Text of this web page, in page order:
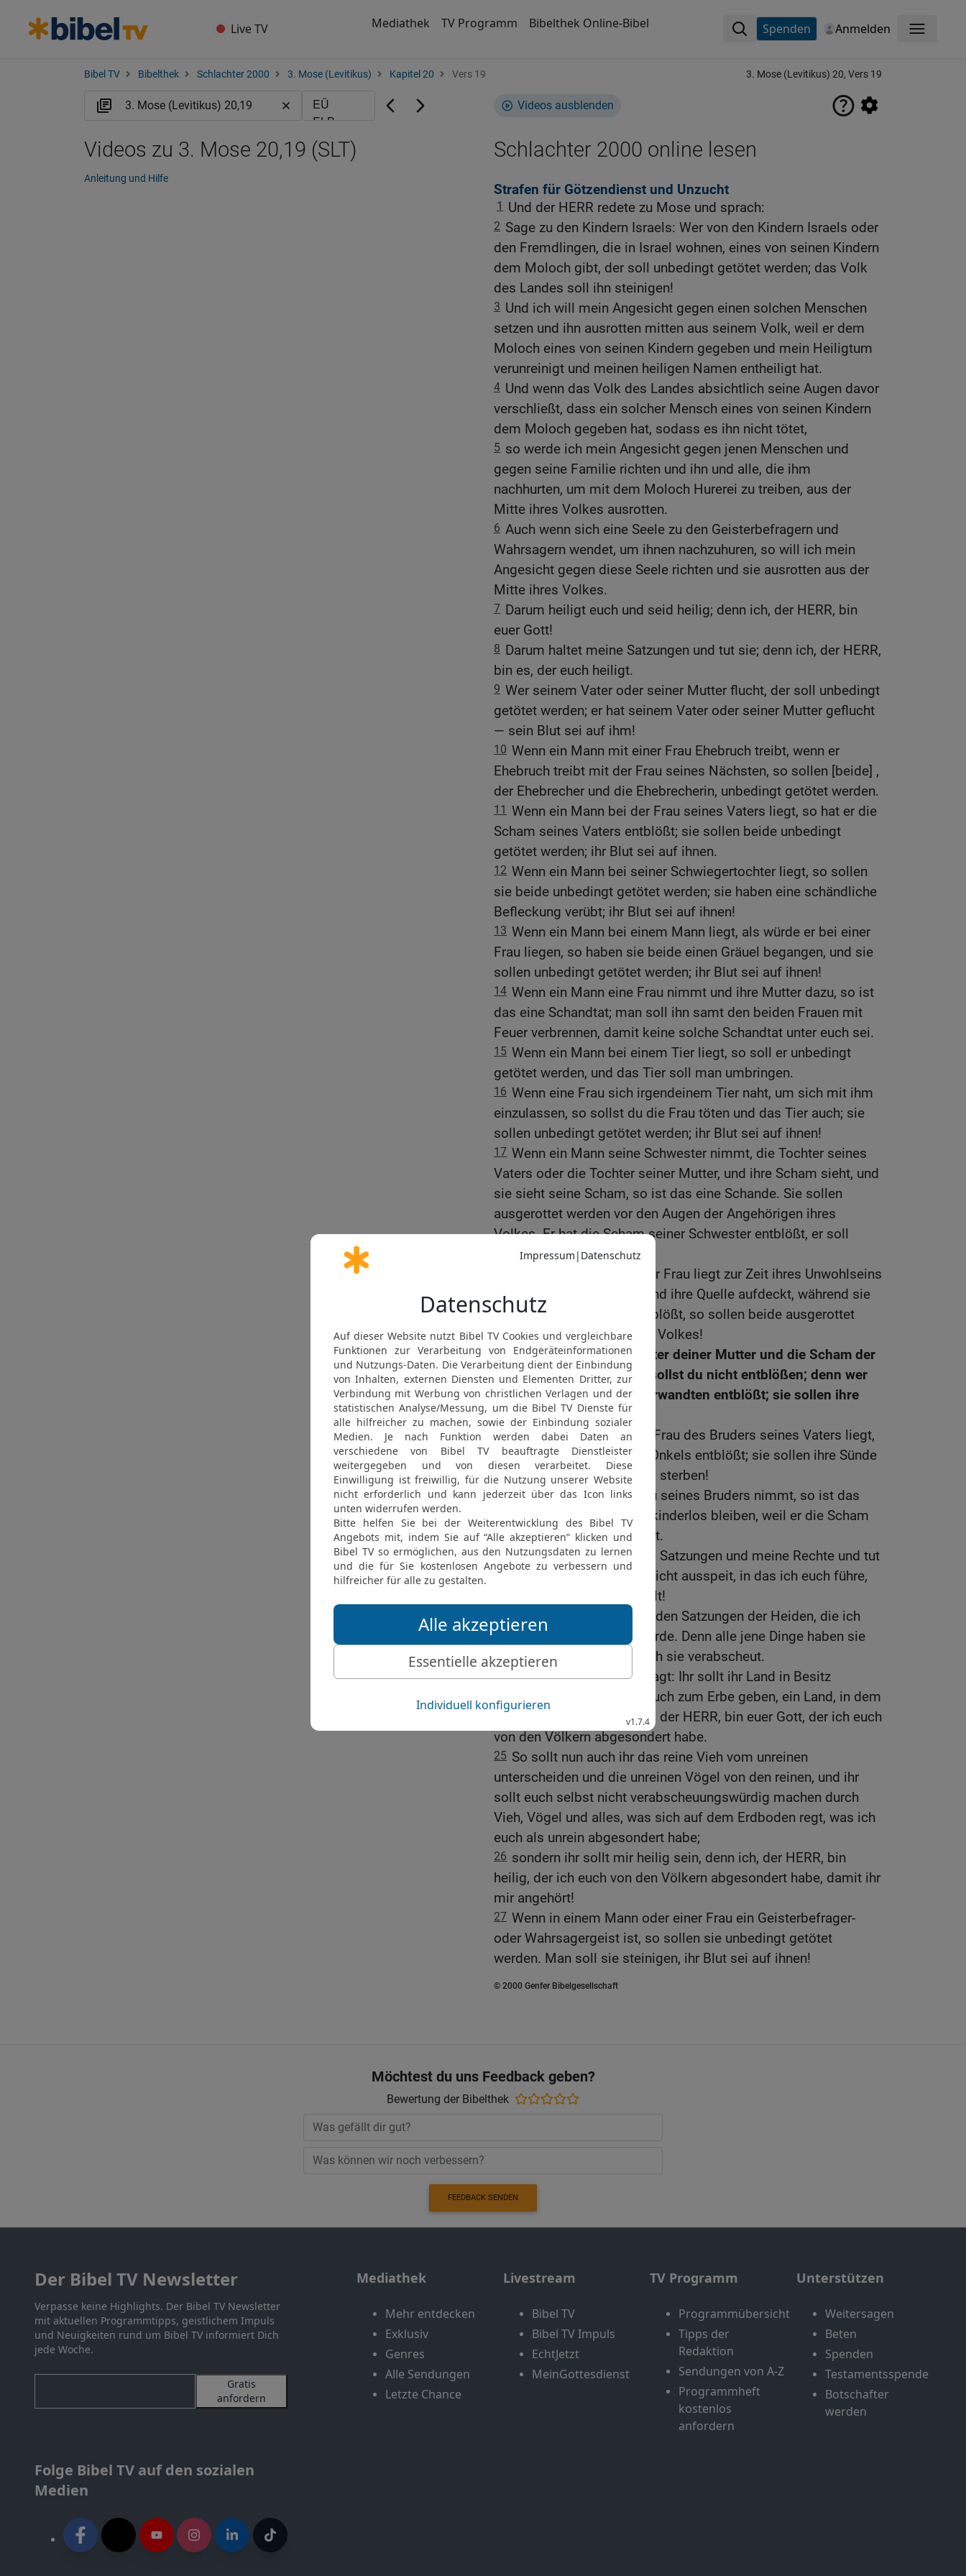
Live TV Mediathek TV Programm Bibelthek Online-Bibel Spenden Anmelden Menü
Bibel TV Bibelthek Schlachter 2000 3. Mose (Levitikus) Kapitel 20 Vers 19 3. Mose (Levitikus) 20, Vers 19
Videos ausblenden
Schlachter 2000 online lesen
Strafen für Götzendienst und Unzucht
1 Und der HERR redete zu Mose und sprach:
2 Sage zu den Kindern Israels: Wer von den Kindern Israels oder
den Fremdlingen, die in Israel wohnen, eines von seinen Kindern
dem Moloch gibt, der soll unbedingt getötet werden; das Volk
des Landes soll ihn steinigen!
3 Und ich will mein Angesicht gegen einen solchen Menschen
setzen und ihn ausrotten mitten aus seinem Volk, weil er dem
Moloch eines von seinen Kindern gegeben und mein Heiligtum
verunreinigt und meinen heiligen Namen entheiligt hat.
4 Und wenn das Volk des Landes absichtlich seine Augen davor
verschließt, dass ein solcher Mensch eines von seinen Kindern
dem Moloch gegeben hat, sodass es ihn nicht tötet,
5 so werde ich mein Angesicht gegen jenen Menschen und
gegen seine Familie richten und ihn und alle, die ihm
nachhurten, um mit dem Moloch Hurerei zu treiben, aus der
Mitte ihres Volkes ausrotten.
6 Auch wenn sich eine Seele zu den Geisterbefragern und
Wahrsagern wendet, um ihnen nachzuhuren, so will ich mein
Angesicht gegen diese Seele richten und sie ausrotten aus der
Mitte ihres Volkes.
7 Darum heiligt euch und seid heilig; denn ich, der HERR, bin
euer Gott!
8 Darum haltet meine Satzungen und tut sie; denn ich, der HERR,
bin es, der euch heiligt.
9 Wer seinem Vater oder seiner Mutter flucht, der soll unbedingt
getötet werden; er hat seinem Vater oder seiner Mutter geflucht
— sein Blut sei auf ihm!
10 Wenn ein Mann mit einer Frau Ehebruch treibt, wenn er
Ehebruch treibt mit der Frau seines Nächsten, so sollen [beide] ,
der Ehebrecher und die Ehebrecherin, unbedingt getötet werden.
11 Wenn ein Mann bei der Frau seines Vaters liegt, so hat er die
Scham seines Vaters entblößt; sie sollen beide unbedingt
getötet werden; ihr Blut sei auf ihnen.
12 Wenn ein Mann bei seiner Schwiegertochter liegt, so sollen
sie beide unbedingt getötet werden; sie haben eine schändliche
Befleckung verübt; ihr Blut sei auf ihnen!
13 Wenn ein Mann bei einem Mann liegt, als würde er bei einer
Frau liegen, so haben sie beide einen Gräuel begangen, und sie
sollen unbedingt getötet werden; ihr Blut sei auf ihnen!
14 Wenn ein Mann eine Frau nimmt und ihre Mutter dazu, so ist
das eine Schandtat; man soll ihn samt den beiden Frauen mit
Feuer verbrennen, damit keine solche Schandtat unter euch sei.
15 Wenn ein Mann bei einem Tier liegt, so soll er unbedingt
getötet werden, und das Tier soll man umbringen.
16 Wenn eine Frau sich irgendeinem Tier naht, um sich mit ihm
einzulassen, so sollst du die Frau töten und das Tier auch; sie
sollen unbedingt getötet werden; ihr Blut sei auf ihnen!
17 Wenn ein Mann seine Schwester nimmt, die Tochter seines
Vaters oder die Tochter seiner Mutter, und ihre Scham sieht, und
sie sieht seine Scham, so ist das eine Schande. Sie sollen
ausgerottet werden vor den Augen der Angehörigen ihres
Volkes. Er hat die Scham seiner Schwester entblößt, er soll
seine Schuld tragen.
Wenn ein Mann bei einer Frau liegt zur Zeit ihres Unwohlseins
und ihre Scham entblößt und ihre Quelle aufdeckt, während sie
die Quelle ihres Blutes entblößt, so sollen beide ausgerottet
werden aus der Mitte ihres Volkes!
19
Die Scham der Schwester deiner Mutter und die Scham der
Schwester deines Vaters sollst du nicht entblößen; denn wer
dies tut, hat seine Blutsverwandten entblößt; sie sollen ihre
Schuld tragen!
20 Wenn ein Mann bei der Frau des Bruders seines Vaters liegt,
der hat die Scham seines Onkels entblößt; sie sollen ihre Sünde
tragen, sie sollen kinderlos sterben!
21 Wenn ein Mann die Frau seines Bruders nimmt, so ist das
eine Unreinheit; sie sollen kinderlos bleiben, weil er die Scham
seines Bruders entblößt hat.
22 So haltet nun alle meine Satzungen und meine Rechte und tut
sie, damit euch das Land nicht ausspeit, in das ich euch führe,
damit ihr darin wohnen sollt!
Und wandelt nicht nach den Satzungen der Heiden, die ich
vor euch her ausstoßen werde. Denn alle jene Dinge haben sie
getan, und deshalb habe ich sie verabscheut.
24 Euch aber habe ich gesagt: Ihr sollt ihr Land in Besitz
nehmen; denn ich will es euch zum Erbe geben, ein Land, in dem
Milch und Honig fließt. Ich, der HERR, bin euer Gott, der ich euch
von den Völkern abgesondert habe.
25 So sollt nun auch ihr das reine Vieh vom unreinen
unterscheiden und die unreinen Vögel von den reinen, und ihr
sollt euch selbst nicht verabscheuungswürdig machen durch
Vieh, Vögel und alles, was sich auf dem Erdboden regt, was ich
euch als unrein abgesondert habe;
26 sondern ihr sollt mir heilig sein, denn ich, der HERR, bin
heilig, der ich euch von den Völkern abgesondert habe, damit ihr
mir angehört!
27 Wenn in einem Mann oder einer Frau ein Geisterbefrager-
oder Wahrsagergeist ist, so sollen sie unbedingt getötet
werden. Man soll sie steinigen, ihr Blut sei auf ihnen!
© 2000 Genfer Bibelgesellschaft
Videos zu 3. Mose 20,19 (SLT)
Anleitung und Hilfe
Möchtest du uns Feedback geben?
Bewertung der Bibelthek
FEEDBACK SENDEN
Der Bibel TV Newsletter
Verpasse keine Highlights. Der Bibel TV Newsletter
mit aktuellen Programmtipps, geistlichem Impuls
und Neuigkeiten rund um Bibel TV informiert Dich
jede Woche.
Gratis
anfordern
Folge Bibel TV auf den sozialen
Medien
Mediathek
Mehr entdecken
Exklusiv
Genres
Alle Sendungen
Letzte Chance
Livestream
Bibel TV
Bibel TV Impuls
EchtJetzt
MeinGottesdienst
TV Programm
Programmübersicht
Tipps der
Redaktion
Sendungen von A-Z
Programmheft
kostenlos
anfordern
Unterstützen
Weitersagen
Beten
Spenden
Testamentsspende
Botschafter
werden